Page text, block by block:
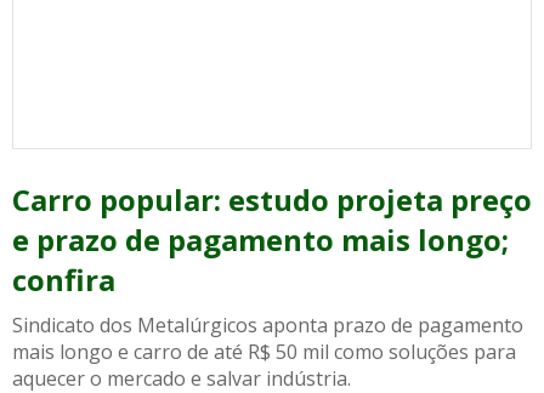
Carro popular: estudo projeta preço
e prazo de pagamento mais longo;
confira
Sindicato dos Metalúrgicos aponta prazo de pagamento
mais longo e carro de até R$ 50 mil como soluções para
aquecer o mercado e salvar indústria.